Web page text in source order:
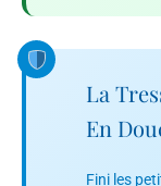
La
En
Fini les